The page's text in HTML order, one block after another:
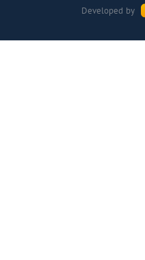
Developed by